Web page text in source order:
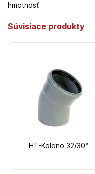
hmotnosť
Súvisiace produkty
HT-Koleno 32/30°